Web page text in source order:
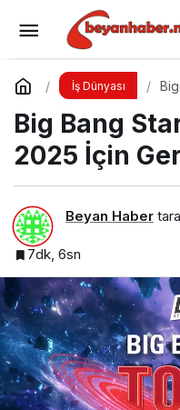
İş Dünyası
Big Bang
2025 İçin
Beyan Haber
7dk, 6sn
Türkiye
Yorum Yap